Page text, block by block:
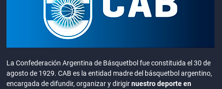
La Confederación Argentina de Básquetbol fue constituida el 30 de
agosto de 1929. CAB es la entidad madre del básquetbol argentino,
encargada de difundir, organizar y dirigirnuestro deporte en